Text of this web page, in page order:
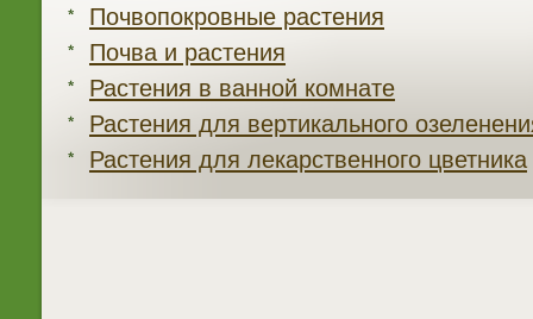
Почвопокровные растения
Почва и растения
Растения в ванной комнате
Растения для вертикального
Растения для лекарственного цветника